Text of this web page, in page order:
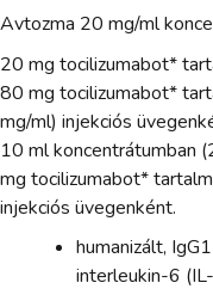
Avtozma 20 mg/ml
20 mg tocilizumabot*
80 mg tocilizumabot*
mg/ml) injekciós
10 ml koncentrátumban
mg tocilizumabot*
injekciós üvegenként.
humanizált,
interleukin-6